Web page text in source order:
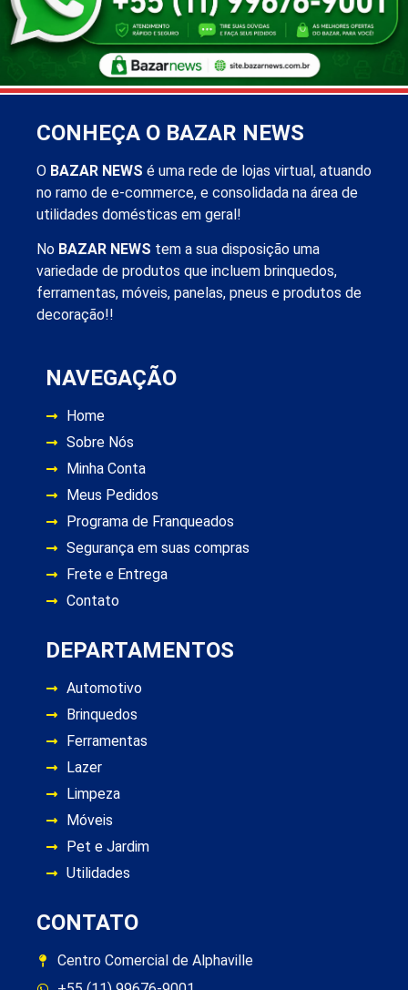
CONHEÇA O BAZAR NEWS
O BAZAR NEWS é uma rede de lojas virtual, atuando
no ramo de e-commerce, e consolidada na área de
utilidades domésticas em geral!
No BAZAR NEWS tem a sua disposição uma
variedade de produtos que incluem brinquedos,
ferramentas, móveis, panelas, pneus e produtos de
decoração!!
NAVEGAÇÃO
Home
Sobre Nós
Minha Conta
Meus Pedidos
Programa de Franqueados
Segurança em suas compras
Frete e Entrega
Contato
DEPARTAMENTOS
Automotivo
Brinquedos
Ferramentas
Lazer
Limpeza
Móveis
Pet e Jardim
Utilidades
CONTATO
Centro Comercial de Alphaville